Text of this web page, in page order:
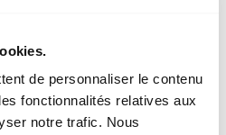
de personnaliser le contenu
fonctionnalités relatives aux
notre trafic. Nous